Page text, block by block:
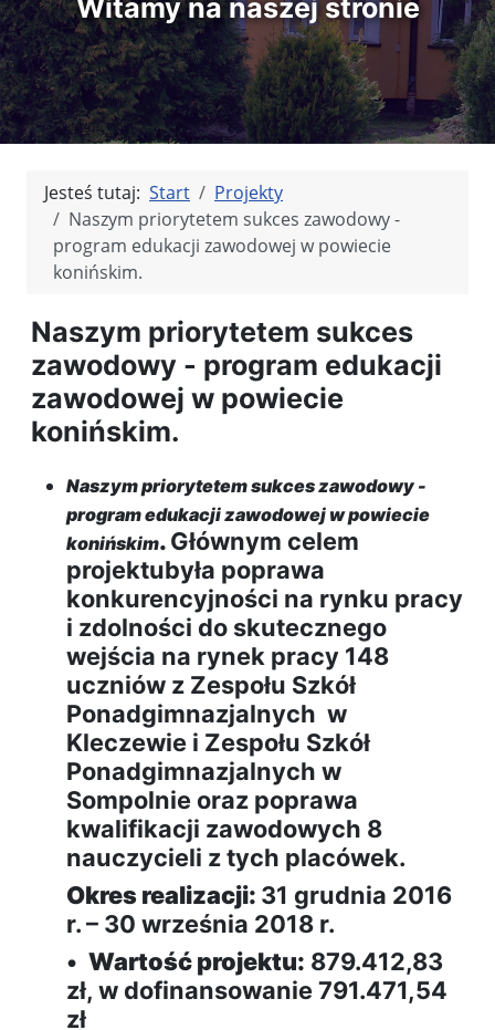
Witamy na naszej stronie
Jesteś tutaj: Start
Projekty
Naszym priorytetem sukces zawodowy -
program edukacji zawodowej w powiecie
konińskim.
Naszym priorytetem sukces
zawodowy - program edukacji
zawodowej w powiecie
konińskim.
Naszym priorytetem sukces zawodowy -
program edukacji zawodowej w powiecie
konińskim.Głównym celem
projektubyła poprawa
konkurencyjności na rynku pracy
i zdolności do skutecznego
wejścia na rynek pracy 148
uczniów z Zespołu Szkół
Ponadgimnazjalnych w
Kleczewie i Zespołu Szkół
Ponadgimnazjalnych w
Sompolnie oraz poprawa
kwalifikacji zawodowych 8
nauczycieli z tych placówek.
Okres realizacji: 31 grudnia 2016
r. – 30 września 2018 r.
• Wartość projektu: 879.412,83
zł, w dofinansowanie 791.471,54
zł